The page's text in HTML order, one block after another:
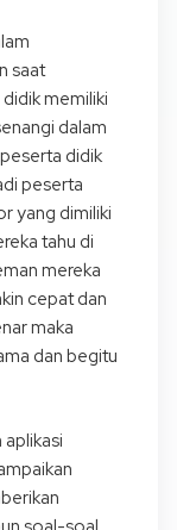
saat
memiliki
dalam
didik
peserta
yang dimiliki
tahu di
mereka
cepat dan
maka
dan begitu